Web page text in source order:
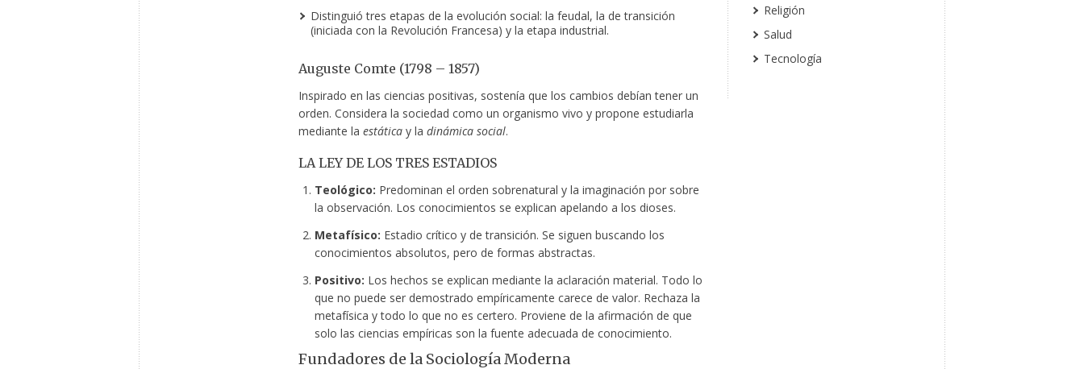
Distinguió tres etapas de la evolución social: la feudal, la de transición
(iniciada con la Revolución Francesa) y la etapa industrial.
Auguste Comte (1798 – 1857)
Inspirado en las ciencias positivas, sostenía que los cambios debían tener un
orden. Considera la sociedad como un organismo vivo y propone estudiarla
mediante la estáticay la dinámica social.
LA LEY DE LOS TRES ESTADIOS
Teológico: Predominan el orden sobrenatural y la imaginación por sobre
la observación. Los conocimientos se explican apelando a los dioses.
Metafísico: Estadio crítico y de transición. Se siguen buscando los
conocimientos absolutos, pero de formas abstractas.
Positivo: Los hechos se explican mediante la aclaración material. Todo lo
que no puede ser demostrado empíricamente carece de valor. Rechaza la
metafísica y todo lo que no es certero. Proviene de la afirmación de que
solo las ciencias empíricas son la fuente adecuada de conocimiento.
Fundadores de la Sociología Moderna
Religión
Salud
Tecnología